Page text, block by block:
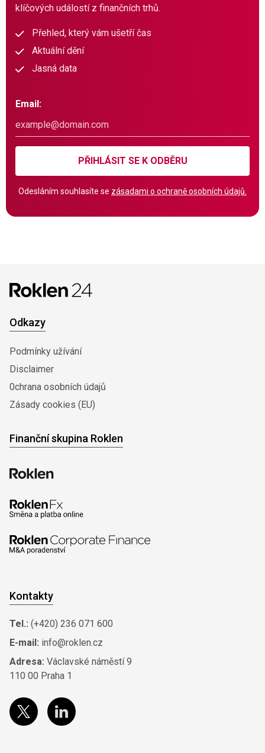
klíčových událostí z finančních trhů.
Přehled, který vám ušetří čas
Aktuální dění
Jasná data
Email:
PŘIHLÁSIT SE K ODBĚRU
Odesláním souhlasíte se zásadami o ochraně osobních údajů.
Odkazy
Podmínky užívání
Disclaimer
0chrana osobních údajů
Zásady cookies (EU)
Finanční skupina Roklen
Kontakty
Tel.: (+420) 236 071 600
E-mail: info@roklen.cz
Adresa: Václavské náměstí 9
110 00 Praha 1